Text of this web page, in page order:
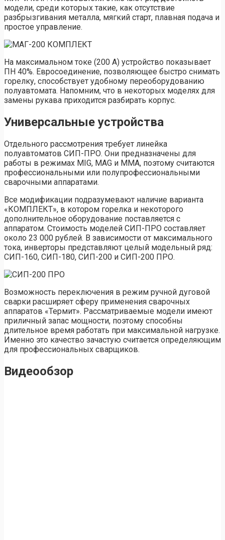
модели, среди которых такие, как отсутствие
разбрызгивания металла, мягкий старт, плавная подача и
простое управление.
На максимальном токе (200 А) устройство показывает
ПН 40%. Евросоединение, позволяющее быстро снимать
горелку, способствует удобному переоборудованию
полуавтомата. Напомним, что в некоторых моделях для
замены рукава приходится разбирать корпус.
Универсальные устройства
Отдельного рассмотрения требует линейка
полуавтоматов СИП-ПРО. Они предназначены для
работы в режимах MIG, MAG и MMA, поэтому считаются
профессиональными или полупрофессиональными
сварочными аппаратами.
Все модификации подразумевают наличие варианта
«КОМПЛЕКТ», в котором горелка и некоторого
дополнительное оборудование поставляется с
аппаратом. Стоимость моделей СИП-ПРО составляет
около 23 000 рублей. В зависимости от максимального
тока, инверторы представляют целый модельный ряд:
СИП-160, СИП-180, СИП-200 и СИП-200 ПРО.
Возможность переключения в режим ручной дуговой
сварки расширяет сферу применения сварочных
аппаратов «Термит». Рассматриваемые модели имеют
приличный запас мощности, поэтому способны
длительное время работать при максимальной нагрузке.
Именно это качество зачастую считается определяющим
для профессиональных сварщиков.
Видеообзор